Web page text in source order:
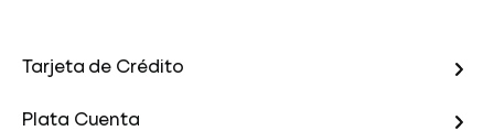
Tarjeta de Crédito
Plata Cuenta